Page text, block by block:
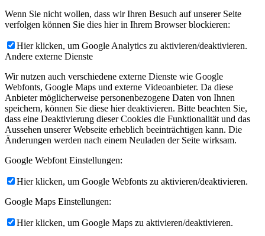
Wenn Sie nicht wollen, dass wir Ihren Besuch auf unserer Seite
verfolgen können Sie dies hier in Ihrem Browser blockieren:
Hier klicken, um Google Analytics zu aktivieren/deaktivieren.
Andere externe Dienste
Wir nutzen auch verschiedene externe Dienste wie Google
Webfonts, Google Maps und externe Videoanbieter. Da diese
Anbieter möglicherweise personenbezogene Daten von Ihnen
speichern, können Sie diese hier deaktivieren. Bitte beachten Sie,
dass eine Deaktivierung dieser Cookies die Funktionalität und das
Aussehen unserer Webseite erheblich beeinträchtigen kann. Die
Änderungen werden nach einem Neuladen der Seite wirksam.
Google Webfont Einstellungen:
Hier klicken, um Google Webfonts zu aktivieren/deaktivieren.
Google Maps Einstellungen:
Hier klicken, um Google Maps zu aktivieren/deaktivieren.